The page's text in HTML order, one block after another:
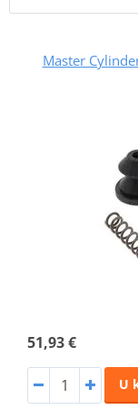
Master
51,93 €
U